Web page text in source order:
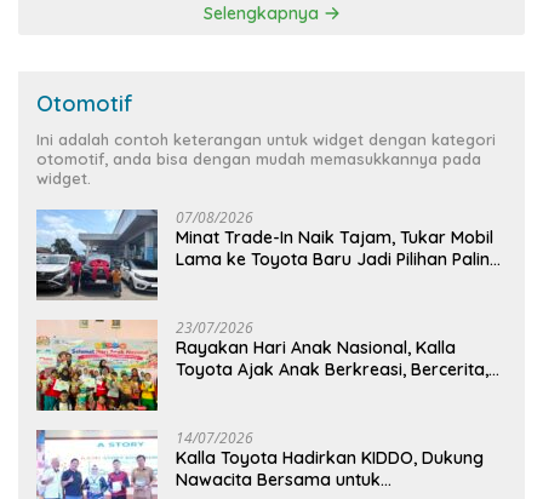
Selengkapnya
Otomotif
Ini adalah contoh keterangan untuk widget dengan kategori
otomotif, anda bisa dengan mudah memasukkannya pada
widget.
07/08/2026
Minat Trade-In Naik Tajam, Tukar Mobil
Lama ke Toyota Baru Jadi Pilihan Paling
23/07/2026
Rayakan Hari Anak Nasional, Kalla
Toyota Ajak Anak Berkreasi, Bercerita,
14/07/2026
Kalla Toyota Hadirkan KIDDO, Dukung
Nawacita Bersama untuk